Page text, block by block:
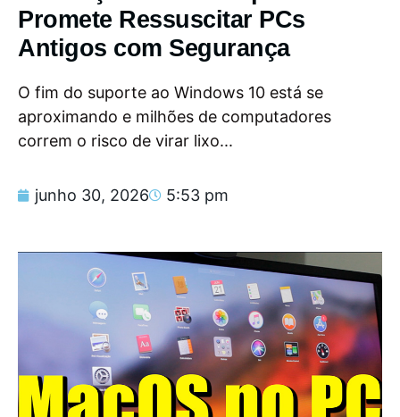
Promete Ressuscitar PCs
Antigos com Segurança
O fim do suporte ao Windows 10 está se
aproximando e milhões de computadores
correm o risco de virar lixo...
junho 30, 2026 5:53 pm